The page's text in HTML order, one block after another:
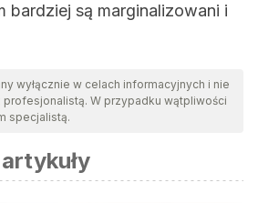
bardziej są marginalizowani i
wyłącznie w celach informacyjnych i nie
W przypadku wątpliwości
specjalistą.